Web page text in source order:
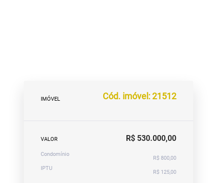
IMÓVEL Cód. imóvel: 21512
VALOR R$ 530.000,00
Condomínio
R$ 800,00
IPTU
R$ 125,00